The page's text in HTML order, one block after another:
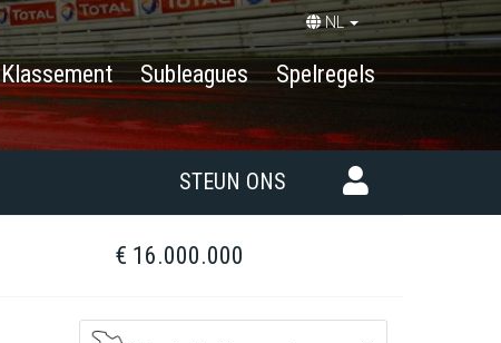
NL
Klassement Subleagues Spelregels
STEUN ONS
€ 16.000.000